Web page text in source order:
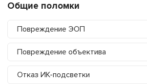
Общие поломки
Повреждение ЭОП
Повреждение объектива
Отказ ИК-подсветки